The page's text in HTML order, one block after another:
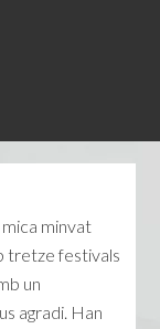
minvat
tretze festivals
un
agradi. Han